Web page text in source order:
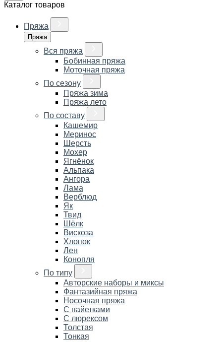
Каталог товаров
Пряжа
Пряжа
Вся пряжа
Бобинная пряжа
Моточная пряжа
По сезону
Пряжа зима
Пряжа лето
По составу
Кашемир
Меринос
Шерсть
Мохер
Ягнёнок
Альпака
Ангора
Лама
Верблюд
Як
Твид
Шёлк
Вискоза
Хлопок
Лен
Конопля
По типу
Авторские наборы и миксы
Фантазийная пряжа
Носочная пряжа
С пайетками
С люрексом
Толстая
Тонкая